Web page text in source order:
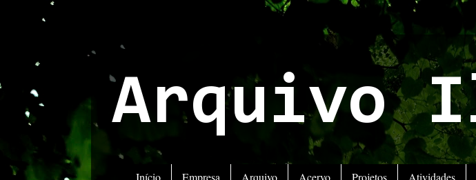
Arquivo
Início Empresa Arquivo Acervo Projetos Atividades